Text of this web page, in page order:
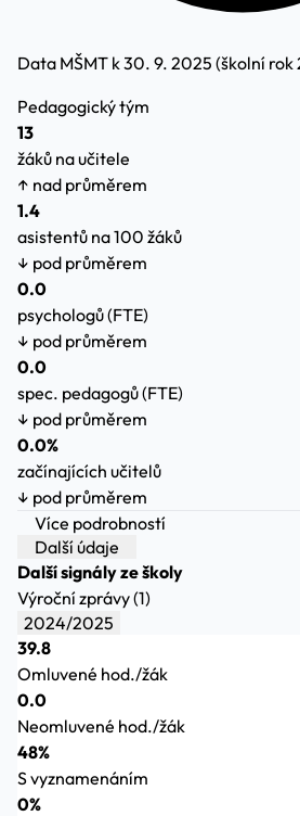
Data MŠMT k 30. 9. 2025 (školní
Pedagogický tým
13
žáků na učitele
↑ nad průměrem
1.4
asistentů na 100 žáků
↓ pod průměrem
0.0
psychologů (FTE)
↓ pod průměrem
0.0
spec. pedagogů (FTE)
↓ pod průměrem
0.0%
začínajících učitelů
↓ pod průměrem
Více podrobností
Další údaje
Další signály ze školy
Výroční zprávy (1)
2024/2025
39.8
Omluvené hod./žák
0.0
Neomluvené hod./žák
48%
S vyznamenáním
0%